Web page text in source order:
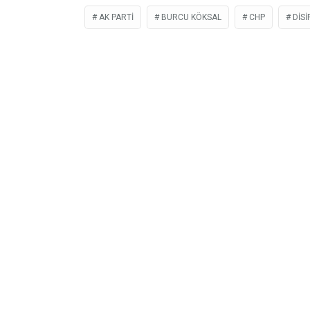
AK PARTI BURCU KÖKSAL CHP